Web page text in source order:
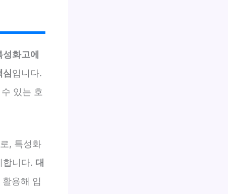
성화고에
입니다.
있는 호
, 특성화
합니다. 대
용해 입